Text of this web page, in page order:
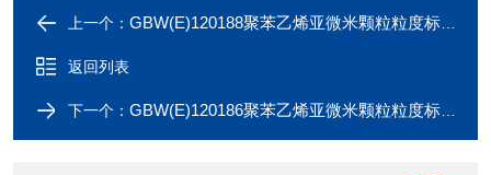
上一个： GBW(E)120188聚苯乙烯亚微米颗粒粒度标准物质，800nm
返回列表
下一个： GBW(E)120186聚苯乙烯亚微米颗粒粒度标准物质，600nm